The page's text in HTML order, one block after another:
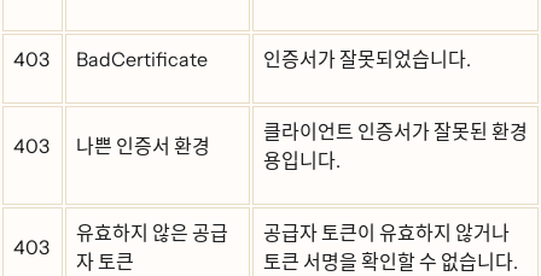
403 BadCertificate 인증서가 잘못되었습니다.
403 나쁜 인증서 환경
클라이언트 인증서가 잘못된 환경
용입니다.
403
유효하지 않은 공급
자 토큰
공급자 토큰이 유효하지 않거나
토큰 서명을 확인할 수 없습니다.